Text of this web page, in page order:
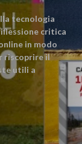
tecnologia
critica
in modo
riscoprire il
utili a